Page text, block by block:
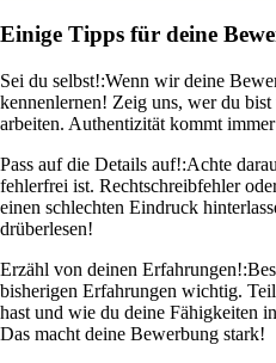
Einige Tipps für deine
Sei du selbst!:Wenn wir deine
kennenlernen! Zeig uns, wer du
arbeiten. Authentizität kommt
Pass auf die Details auf!:Achte
fehlerfrei ist. Rechtschreibfehler
einen schlechten Eindruck
drüberlesen!
Erzähl von deinen Erfahrungen!:
bisherigen Erfahrungen wichtig.
hast und wie du deine Fähigkeiten
Das macht deine Bewerbung stark!